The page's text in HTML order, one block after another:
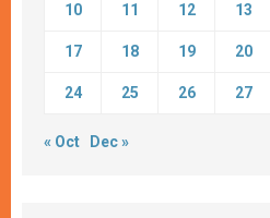
10 11 12 13
17 18 19 20
24 25 26 27
« Oct Dec »